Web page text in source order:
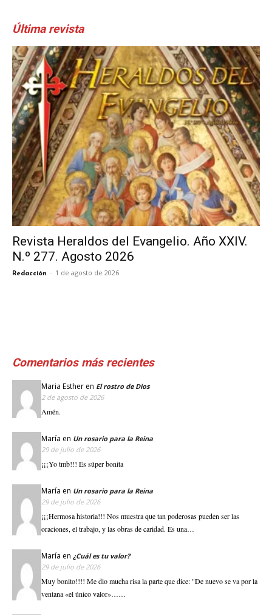
Última revista
Revista Heraldos del Evangelio. Año XXIV.
N.º 277. Agosto 2026
Redacción - 1 de agosto de 2026
Comentarios más recientes
Maria Esther en El rostro de Dios
2 de agosto de 2026
Amén.
María en Un rosario para la Reina
29 de julio de 2026
¡¡¡Yo tmb!!! Es súper bonita
María en Un rosario para la Reina
29 de julio de 2026
¡¡¡Hermosa historia!!! Nos muestra que tan poderosas pueden ser las
oraciones, el trabajo, y las obras de caridad. Es una…
María en ¿Cuál es tu valor?
29 de julio de 2026
Muy bonito!!!! Me dio mucha risa la parte que dice: "De nuevo se va por la
ventana «el único valor»……